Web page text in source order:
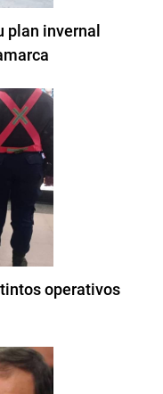
plan invernal
operativos